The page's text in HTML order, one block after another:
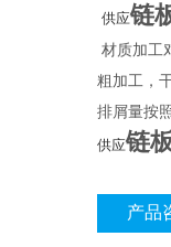
供应链
材质加工
粗加工，
排屑量按
供应链
产品